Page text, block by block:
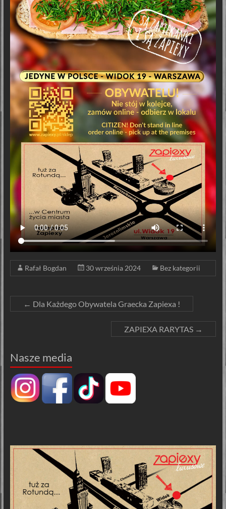
Rafał Bogdan 30 września 2024 Bez kategorii
← Dla Każdego Obywatela Graecka Zapiexa !
ZAPIEXA RARYTAS →
Nasze media